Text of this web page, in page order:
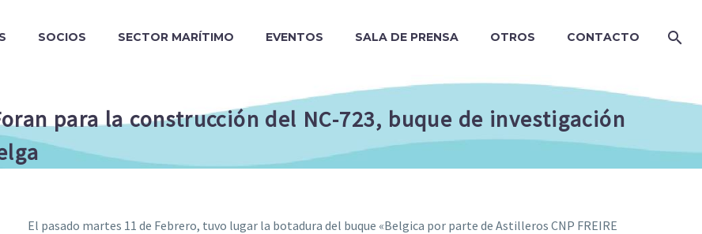
SOCIOS SECTOR MARÍTIMO EVENTOS SALA DE PRENSA OTROS CONTACTO
para la construcción del NC-723, buque de investigación
El pasado martes 11 de Febrero, tuvo lugar la botadura del buque «Belgica por parte de Astilleros CNP FREIRE